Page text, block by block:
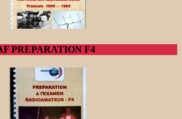
PREPARATION F4